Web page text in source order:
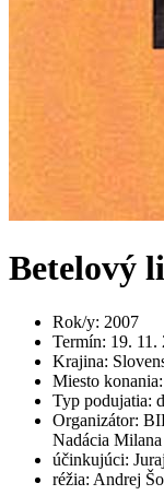
Betelový
Rok/y: 2007
Termín: 19. 11.
Krajina:
Miesto konania:
Typ podujatia:
Organizátor:
Nadácia
účinkujúci:
réžia: Andrej